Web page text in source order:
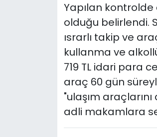
Yapılan kontrolde
olduğu belirlendi.
ısrarlı takip ve
kullanma ve
719 TL idari para
araç 60 gün
"ulaşım
adli makamlara